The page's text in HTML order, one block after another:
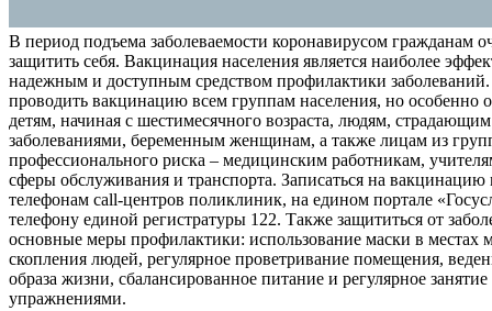
В период подъема заболеваемости коронавирусом гражданам
защитить себя. Вакцинация населения является наиболее
надежным и доступным средством профилактики заболеваний.
проводить вакцинацию всем группам населения, но особенно
детям, начиная с шестимесячного возраста, людям,
заболеваниями, беременным женщинам, а также лицам из
профессионального риска – медицинским работникам,
сферы обслуживания и транспорта. Записаться на
телефонам call-центров поликлиник, на едином портале
телефону единой регистратуры 122. Также защититься от
основные меры профилактики: использование маски в местах
скопления людей, регулярное проветривание помещения,
образа жизни, сбалансированное питание и регулярное
упражнениями.